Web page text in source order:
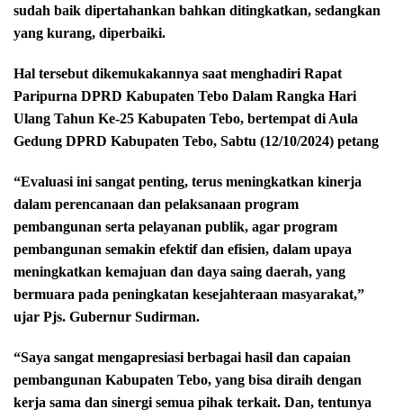
sudah baik dipertahankan bahkan ditingkatkan, sedangkan
yang kurang, diperbaiki.
Hal tersebut dikemukakannya saat menghadiri Rapat
Paripurna DPRD Kabupaten Tebo Dalam Rangka Hari
Ulang Tahun Ke-25 Kabupaten Tebo, bertempat di Aula
Gedung DPRD Kabupaten Tebo, Sabtu (12/10/2024) petang
“Evaluasi ini sangat penting, terus meningkatkan kinerja
dalam perencanaan dan pelaksanaan program
pembangunan serta pelayanan publik, agar program
pembangunan semakin efektif dan efisien, dalam upaya
meningkatkan kemajuan dan daya saing daerah, yang
bermuara pada peningkatan kesejahteraan masyarakat,”
ujar Pjs. Gubernur Sudirman.
“Saya sangat mengapresiasi berbagai hasil dan capaian
pembangunan Kabupaten Tebo, yang bisa diraih dengan
kerja sama dan sinergi semua pihak terkait. Dan, tentunya